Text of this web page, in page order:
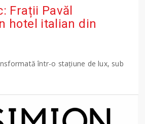
Frații Pavăl
hotel italian din
într-o stațiune de lux, sub